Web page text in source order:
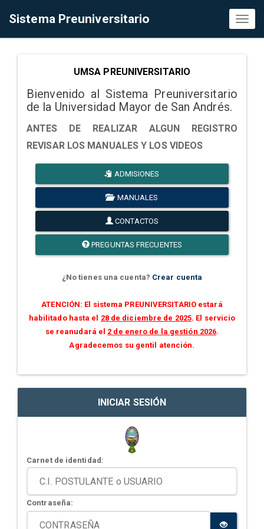
Sistema Preuniversitario
UMSA PREUNIVERSITARIO
Bienvenido al Sistema Preuniversitario
de la Universidad Mayor de San Andrés.
ANTES DE REALIZAR ALGUN REGISTRO
REVISAR LOS MANUALES Y LOS VIDEOS
ADMISIONES
MANUALES
CONTACTOS
PREGUNTAS FRECUENTES
¿No tienes una cuenta? Crear cuenta
ATENCIÓN: El sistema PREUNIVERSITARIO estará
habilitado hasta el 28 de diciembre de 2025. El servicio
se reanudará el 2 de enero de la gestión 2026.
Agradecemos su gentil atención.
INICIAR SESIÓN
Carnet de identidad:
Contraseña: